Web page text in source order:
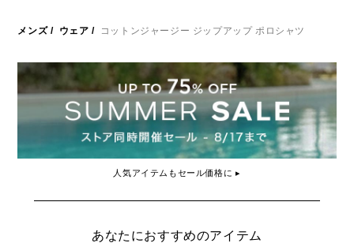
メンズ/ ウェア / コットンジャージー ジップアップ ポロシャツ
人気アイテムもセール価格に ▸
あなたにおすすめのアイテム